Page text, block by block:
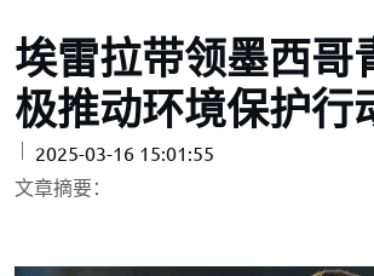
埃雷拉带领墨西哥
极推动环境保护行
2025-03-16 15:01:55
文章摘要：